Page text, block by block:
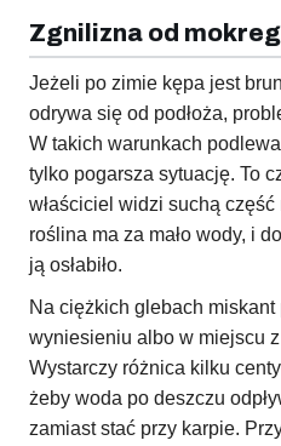
Zgnilizna od
Jeżeli po zimie kępa jest
odrywa się od podłoża,
W takich warunkach
tylko pogarsza sytuację. To
właściciel widzi suchą
roślina ma za mało wody, i
ją osłabiło.
Na ciężkich glebach
wyniesieniu albo w miejscu
Wystarczy różnica kilku
żeby woda po deszczu
zamiast stać przy karpie.